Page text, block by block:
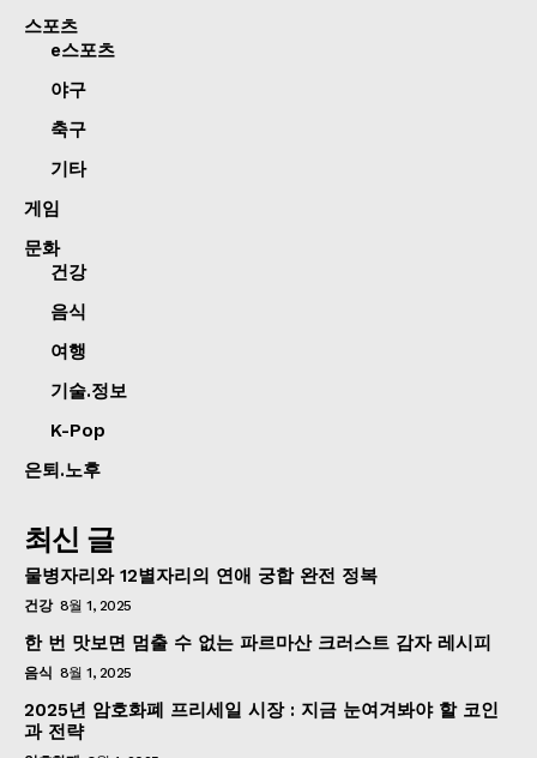
스포츠
e스포츠
야구
축구
기타
게임
문화
건강
음식
여행
기술.정보
K-Pop
은퇴.노후
최신 글
물병자리와 12별자리의 연애 궁합 완전 정복
건강 8월 1, 2025
한 번 맛보면 멈출 수 없는 파르마산 크러스트 감자 레시피
음식 8월 1, 2025
2025년 암호화폐 프리세일 시장 : 지금 눈여겨봐야 할 코인
과 전략